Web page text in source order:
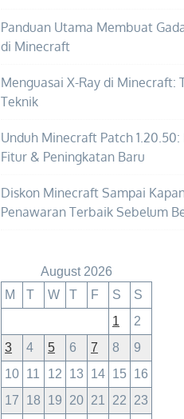
Panduan Utama Membuat
di Minecraft
Menguasai X-Ray di Minecraft:
Teknik
Unduh Minecraft Patch 1.20.50:
Fitur & Peningkatan Baru
Diskon Minecraft Sampai
Penawaran Terbaik Sebelum
August 2026
M
T W T F S
S
1
2
3
4 5 6 7 8
9
10 11 12 13 14 15 16
17
18 19 20 21 22
23